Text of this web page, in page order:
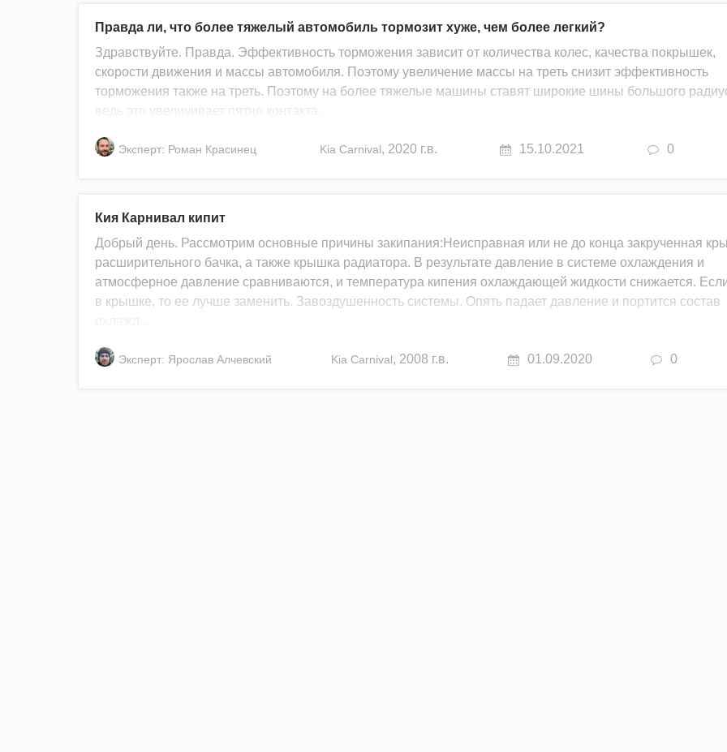
Правда ли, что более тяжелый автомобиль тормозит хуже, чем более легкий?
Здравствуйте. Правда. Эффективность торможения зависит от количества колес, качества покрышек,
скорости движения и массы автомобиля. Поэтому увеличение массы на треть снизит эффективность
торможения также на треть. Поэтому на более тяжелые машины ставят широкие шины большого
ведь это увеличивает пятно контакта.
Эксперт: Роман Красинец Kia Carnival, 2020 г.в. 15.10.2021 0
Кия Карнивал кипит
Добрый день. Рассмотрим основные причины закипания:Неисправная или не до конца закрученная
расширительного бачка, а также крышка радиатора. В результате давление в системе охлаждения и
атмосферное давление сравниваются, и температура кипения охлаждающей жидкости снижается.
в крышке, то ее лучше заменить. Завоздушенность системы. Опять падает давление и портится состав
Эксперт: Ярослав Алчевский Kia Carnival, 2008 г.в. 01.09.2020 0